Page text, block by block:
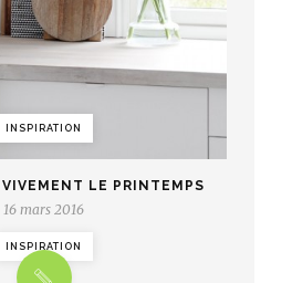
INSPIRATION
VIVEMENT LE PRINTEMPS
16 mars 2016
INSPIRATION